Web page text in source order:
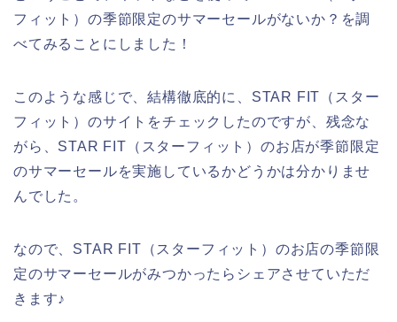
フィット）の季節限定のサマーセールがないか？を調
べてみることにしました！
このような感じで、結構徹底的に、STAR FIT（スター
フィット）のサイトをチェックしたのですが、残念な
がら、STAR FIT（スターフィット）のお店が季節限定
のサマーセールを実施しているかどうかは分かりませ
んでした。
なので、STAR FIT（スターフィット）のお店の季節限
定のサマーセールがみつかったらシェアさせていただ
きます♪